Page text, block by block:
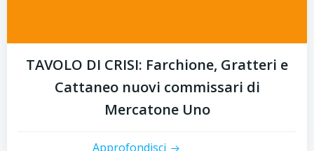
TAVOLO DI CRISI: Farchione, Gratteri e
Cattaneo nuovi commissari di
Mercatone Uno
Approfondisci